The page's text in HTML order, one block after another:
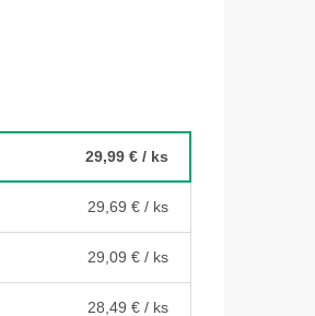
29,99 € / ks
29,69 € / ks
29,09 € / ks
28,49 € / ks